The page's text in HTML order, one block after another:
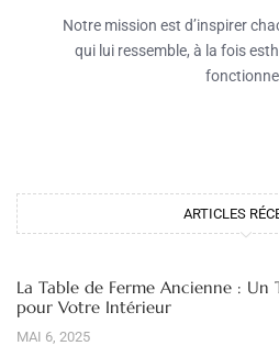
Notre mission est d’inspirer
qui lui ressemble, à la fois
ARTICLES
La Table de Ferme Ancienne : Un
pour Votre Intérieur
MAI 6, 2025